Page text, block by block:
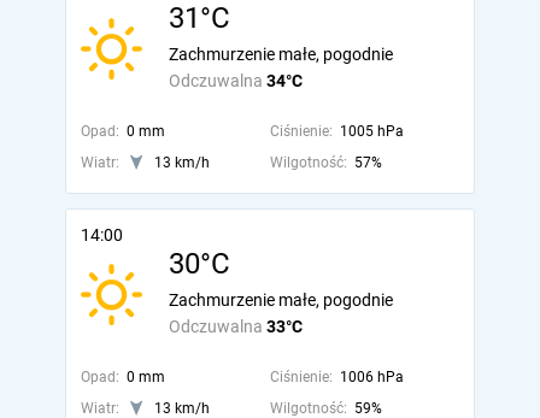
31°C
Odczuwalna 34°C
Zachmurzenie małe, pogodnie
Opad: 0 mm Ciśnienie: 1005 hPa
Wiatr:
13 km/h Wilgotność: 57%
14:00
30°C
Odczuwalna 33°C
Zachmurzenie małe, pogodnie
Opad: 0 mm Ciśnienie: 1006 hPa
Wiatr:
13 km/h Wilgotność: 59%